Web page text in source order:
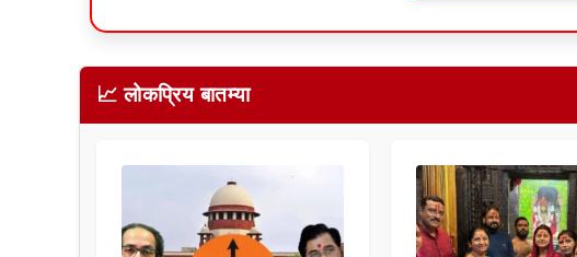
📈 लोकप्रिय बातम्या